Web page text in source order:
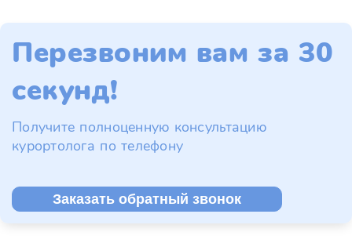
Перезвоним вам за 30
секунд!
Получите полноценную консультацию
курортолога по телефону
Заказать обратный звонок